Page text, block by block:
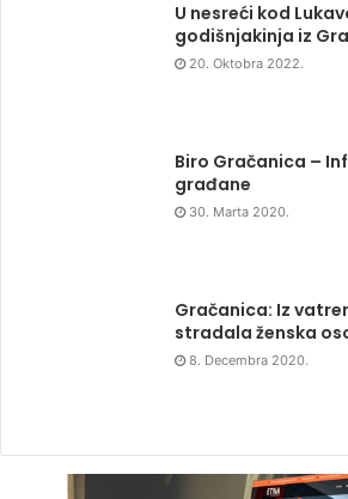
U nesreći kod
godišnjakinja iz
20. Oktobra 2022.
Biro Gračanica –
građane
30. Marta 2020.
Gračanica: Iz
stradala ženska
8. Decembra 2020.